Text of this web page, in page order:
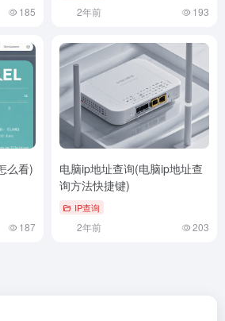
185 2年前 193
么看)
187
电脑ip地址查询(电脑ip地址查
询方法快捷键)
IP查询
2年前 203